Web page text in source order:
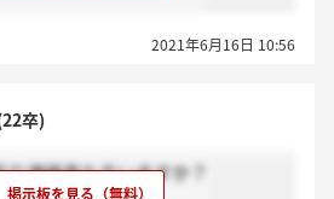
2021年6月16日 10:56
卒)
連絡来た方いますか？